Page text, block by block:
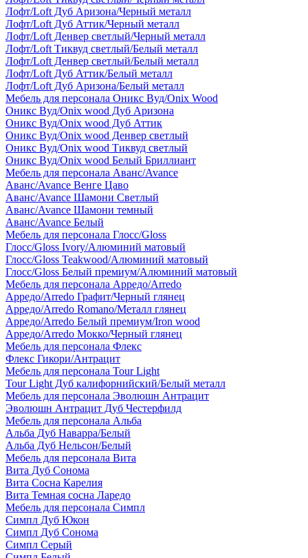
Лофт/Loft Дуб Аризона/Черный металл
Лофт/Loft Дуб Аттик/Черный металл
Лофт/Loft Денвер светлый/Черный металл
Лофт/Loft Тиквуд светлый/Белый металл
Лофт/Loft Денвер светлый/Белый металл
Лофт/Loft Дуб Аттик/Белый металл
Лофт/Loft Дуб Аризона/Белый металл
Мебель для персонала Оникс Вуд/Onix Wood
Оникс Вуд/Onix wood Дуб Аризона
Оникс Вуд/Onix wood Дуб Аттик
Оникс Вуд/Onix wood Денвер светлый
Оникс Вуд/Onix wood Тиквуд светлый
Оникс Вуд/Onix wood Белый Бриллиант
Мебель для персонала Аванс/Avance
Аванс/Avance Венге Цаво
Аванс/Avance Шамони Светлый
Аванс/Avance Шамони темный
Аванс/Avance Белый
Мебель для персонала Глосс/Gloss
Глосс/Gloss Ivory/Алюминий матовый
Глосс/Gloss Teakwood/Алюминий матовый
Глосс/Gloss Белый премиум/Алюминий матовый
Мебель для персонала Арредо/Arredo
Арредо/Arredo Графит/Черный глянец
Арредо/Arredo Romano/Металл глянец
Арредо/Arredo Белый премиум/Iron wood
Арредо/Arredo Мокко/Черный глянец
Мебель для персонала Флекс
Флекс Гикори/Антрацит
Мебель для персонала Tour Light
Tour Light Дуб калифорнийский/Белый металл
Мебель для персонала Эволюшн Антрацит
Эволюшн Антрацит Дуб Честерфилд
Мебель для персонала Альба
Альба Дуб Наварра/Белый
Альба Дуб Нельсон/Белый
Мебель для персонала Вита
Вита Дуб Сонома
Вита Сосна Карелия
Вита Темная сосна Ларедо
Мебель для персонала Симпл
Симпл Дуб Юкон
Симпл Дуб Сонома
Симпл Серый